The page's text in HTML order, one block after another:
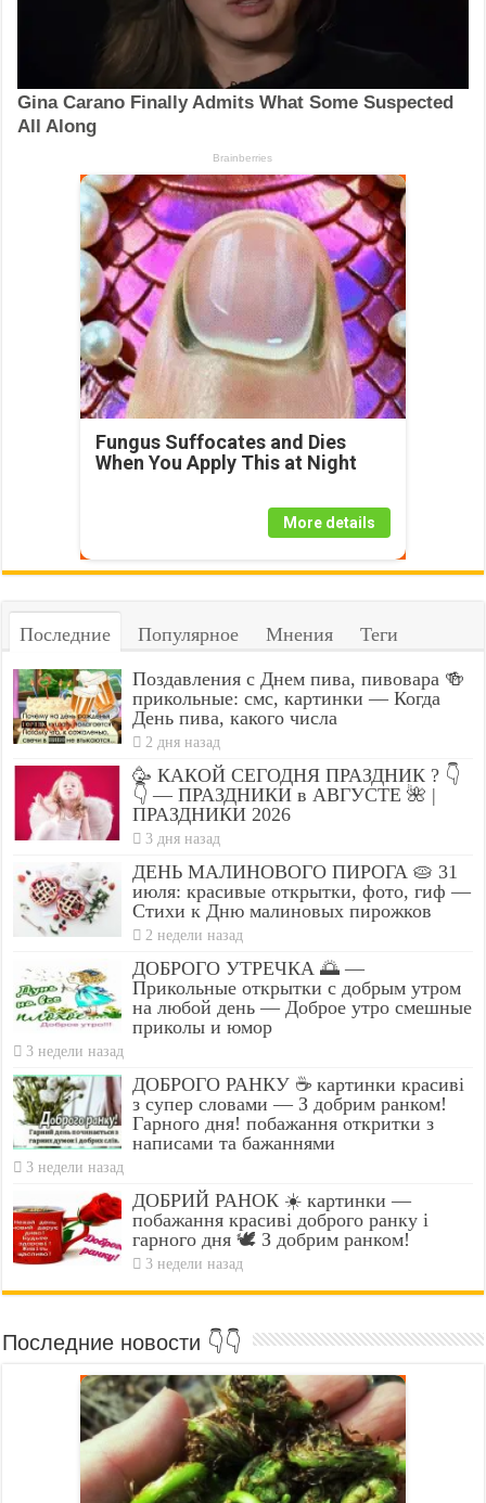
Fungus Suffocates and Dies
When You Apply This at Night
More details
Последние Популярное Мнения Теги
Поздавления с Днем пива, пивовара 🍻
прикольные: смс, картинки — Когда
День пива, какого числа
2 дня назад
🥳 КАКОЙ СЕГОДНЯ ПРАЗДНИК ? 👇
👇 — ПРАЗДНИКИ в АВГУСТЕ 🌺 |
ПРАЗДНИКИ 2026
3 дня назад
ДЕНЬ МАЛИНОВОГО ПИРОГА 🥧 31
июля: красивые открытки, фото, гиф —
Стихи к Дню малиновых пирожков
2 недели назад
ДОБРОГО УТРЕЧКА 🌅 —
Прикольные открытки с добрым утром
на любой день — Доброе утро смешные
приколы и юмор
3 недели назад
ДОБРОГО РАНКУ ☕ картинки красиві
з супер словами — З добрим ранком!
Гарного дня! побажання откритки з
написами та бажаннями
3 недели назад
ДОБРИЙ РАНОК ☀️ картинки —
побажання красиві доброго ранку і
гарного дня 🕊️ З добрим ранком!
3 недели назад
Последние новости 👇👇